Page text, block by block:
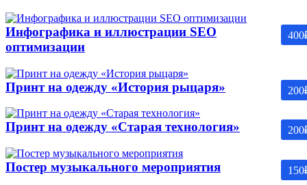
400
Инфографика и иллюстрации SEO
оптимизации
200
Принт на одежду «История рыцаря»
200
Принт на одежду «Старая технология»
150
Постер музыкального мероприятия